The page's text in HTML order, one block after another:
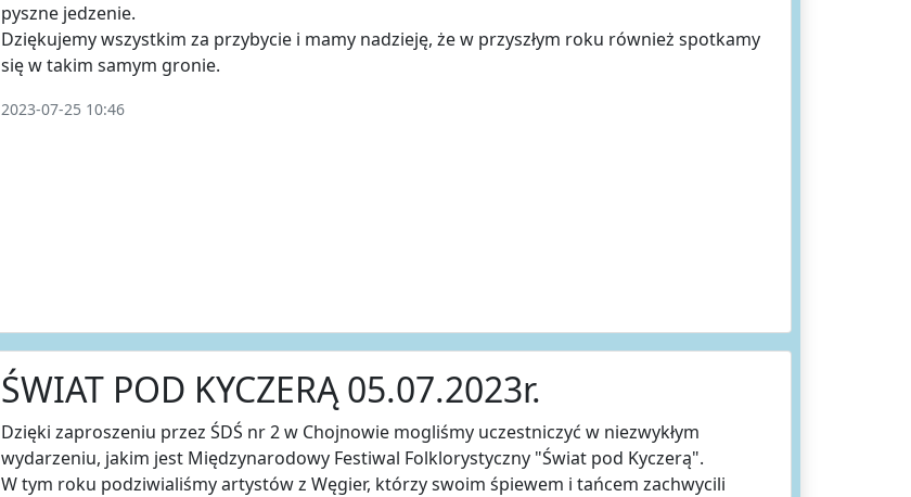
pyszne jedzenie.
Dziękujemy wszystkim za przybycie i mamy nadzieję, że w przyszłym roku również spotkamy
się w takim samym gronie.
2023-07-25 10:46
ŚWIAT POD KYCZERĄ 05.07.2023r.
Dzięki zaproszeniu przez ŚDŚ nr 2 w Chojnowie mogliśmy uczestniczyć w niezwykłym
wydarzeniu, jakim jest Międzynarodowy Festiwal Folklorystyczny "Świat pod Kyczerą".
W tym roku podziwialiśmy artystów z Węgier, którzy swoim śpiewem i tańcem zachwycili